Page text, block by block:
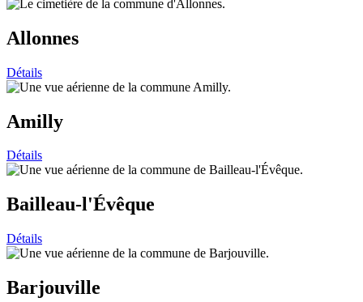
Allonnes
Détails
Amilly
Détails
Bailleau-l'Évêque
Détails
Barjouville